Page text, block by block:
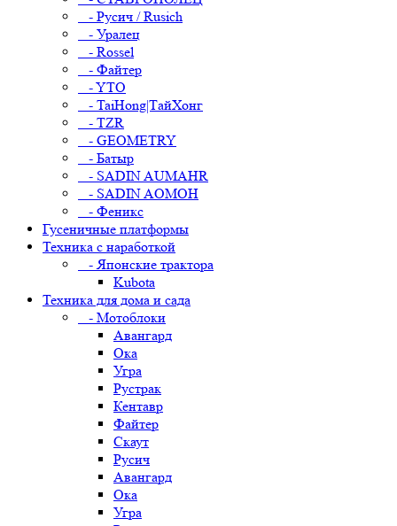
- Русич / Rusich
- Уралец
- Rossel
- Файтер
- YTO
- TaiHong|ТайХонг
- TZR
- GEOMETRY
- Батыр
- SADIN AUMAHR
- SADIN AOMOH
- Феникс
Гусеничные платформы
Техника с наработкой
- Японские трактора
Kubota
Техника для дома и сада
- Мотоблоки
Авангард
Ока
Угра
Рустрак
Кентавр
Файтер
Скаут
Русич
Авангард
Ока
Угра